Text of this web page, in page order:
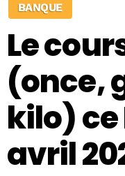
BANQUE
Le
(once,
kilo) ce
avril